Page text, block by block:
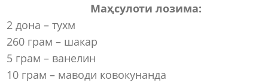
Маҳсулоти лозима:
2 дона – тухм
260 грам – шакар
5 грам – ванелин
10 грам – маводи ковокунанда